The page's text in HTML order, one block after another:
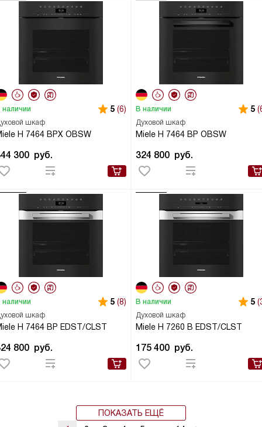
шкаф
H 7464 BPX OBSW
наличии 5 (6)
300 руб.
Духовой шкаф
Miele H 7464 BP OBSW
В наличии 5
324 800 руб.
шкаф
H 7464 BP EDST/CLST
наличии 5 (8)
800 руб.
Духовой шкаф
Miele H 7260 B EDST/CLST
В наличии 5
175 400 руб.
ПОКАЗАТЬ ЕЩЁ